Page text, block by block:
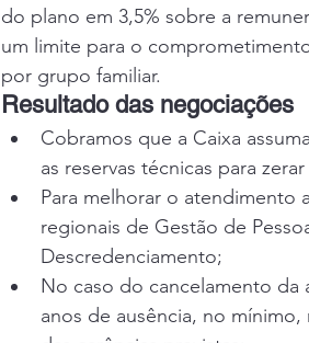
do plano em 3,5% sobre a
um limite para o
por grupo familiar.
Resultado das negociações
Cobramos que a Caixa
as reservas técnicas para
Para melhorar o atendimento
regionais de Gestão de
Descredenciamento;
No caso do cancelamento
anos de ausência, no